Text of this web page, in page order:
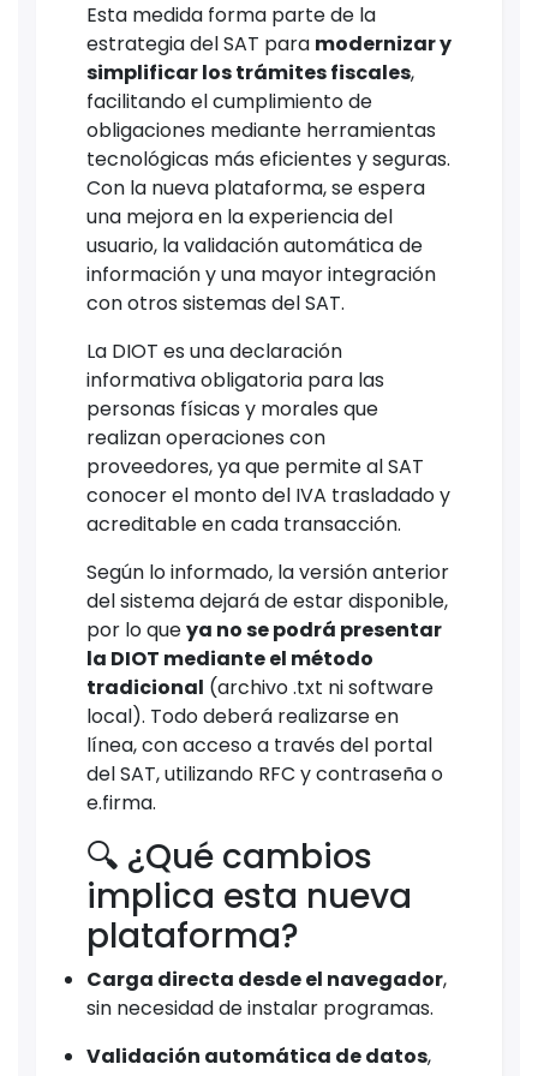
Esta medida forma parte de la
estrategia del SAT para modernizar y
simplificar los trámites fiscales,
facilitando el cumplimiento de
obligaciones mediante herramientas
tecnológicas más eficientes y seguras.
Con la nueva plataforma, se espera
una mejora en la experiencia del
usuario, la validación automática de
información y una mayor integración
con otros sistemas del SAT.
La DIOT es una declaración
informativa obligatoria para las
personas físicas y morales que
realizan operaciones con
proveedores, ya que permite al SAT
conocer el monto del IVA trasladado y
acreditable en cada transacción.
Según lo informado, la versión anterior
del sistema dejará de estar disponible,
por lo queya no se podrá presentar
la DIOT mediante el método
tradicional (archivo .txt ni software
local). Todo deberá realizarse en
línea, con acceso a través del portal
del SAT, utilizando RFC y contraseña o
e.firma.
🔍 ¿Qué cambios
implica esta nueva
plataforma?
Carga directa desde el navegador,
sin necesidad de instalar programas.
Validación automática de datos,